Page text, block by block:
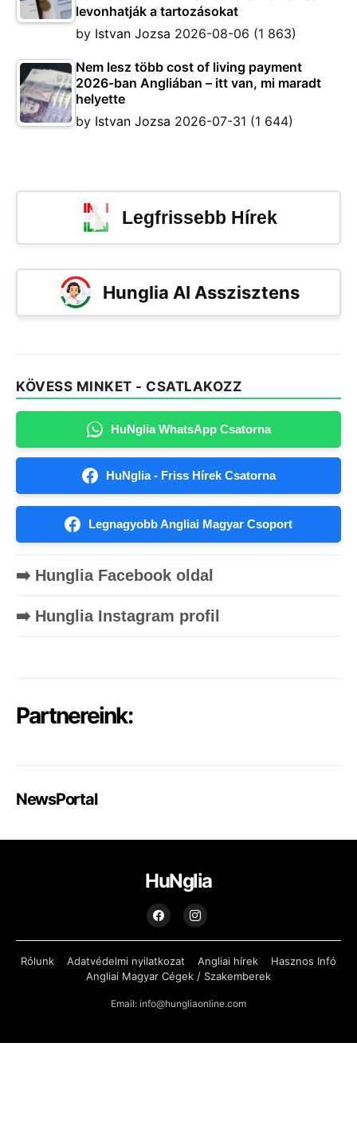
levonhatják a tartozásokat
by Istvan Jozsa 2026-08-06 (1 863)
Nem lesz több cost of living payment
2026-ban Angliában – itt van, mi maradt
helyette
by Istvan Jozsa 2026-07-31 (1 644)
Legfrissebb Hírek
Hunglia AI Asszisztens
KÖVESS MINKET - CSATLAKOZZ
HuNglia WhatsApp Csatorna
HuNglia - Friss Hírek Csatorna
Legnagyobb Angliai Magyar Csoport
➡️ Hunglia Facebook oldal
➡️ Hunglia Instagram profil
Partnereink:
NewsPortal
HuNglia
Rólunk Adatvédelmi nyilatkozat Angliai hírek
Hasznos Infó
Angliai Magyar Cégek / Szakemberek
Email: info@hungliaonline.com